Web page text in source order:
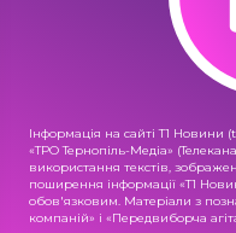
Інформація на сайті Т1 Новини
«ТРО Тернопіль-Медіа»
використання текстів,
поширення інформації «Т1
обов'язковим. Матеріали з
компаній» і «Передвиборча